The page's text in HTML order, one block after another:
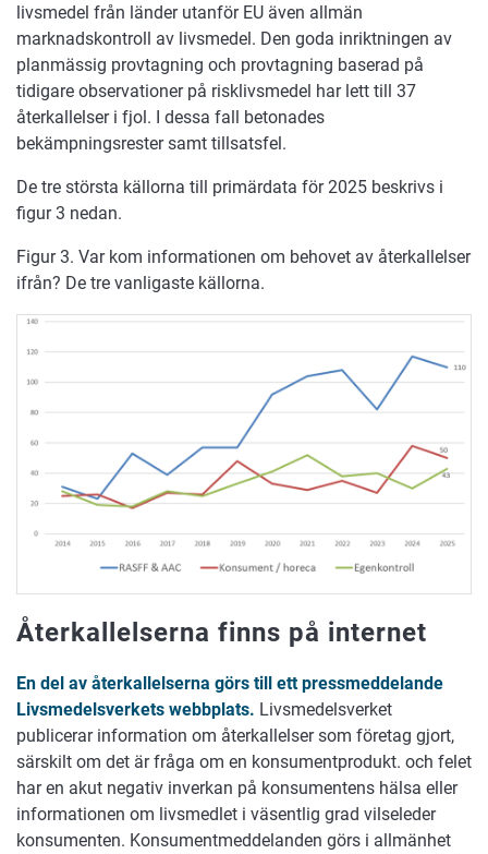
livsmedel från länder utanför EU även allmän
marknadskontroll av livsmedel. Den goda inriktningen av
planmässig provtagning och provtagning baserad på
tidigare observationer på risklivsmedel har lett till 37
återkallelser i fjol. I dessa fall betonades
bekämpningsrester samt tillsatsfel.
De tre största källorna till primärdata för 2025 beskrivs i
figur 3 nedan.
Figur 3. Var kom informationen om behovet av återkallelser
ifrån? De tre vanligaste källorna.
Återkallelserna finns på internet
En del av återkallelserna görs till ett pressmeddelande
Livsmedelsverkets webbplats. Livsmedelsverket
publicerar information om återkallelser som företag gjort,
särskilt om det är fråga om en konsumentprodukt. och felet
har en akut negativ inverkan på konsumentens hälsa eller
informationen om livsmedlet i väsentlig grad vilseleder
konsumenten. Konsumentmeddelanden görs i allmänhet